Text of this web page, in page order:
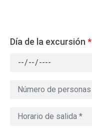
Día de la excursión *